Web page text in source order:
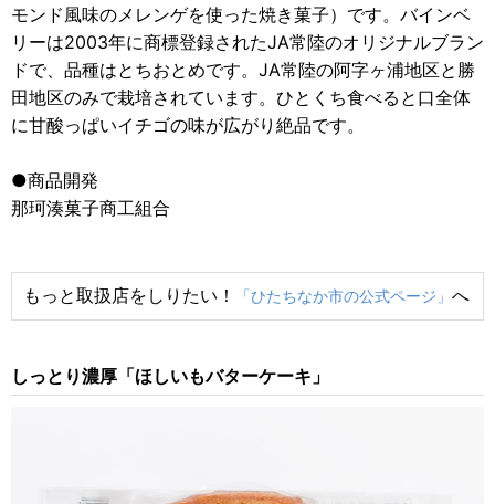
モンド風味のメレンゲを使った焼き菓子）です。バインベ
リーは2003年に商標登録されたJA常陸のオリジナルブラン
ドで、品種はとちおとめです。JA常陸の阿字ヶ浦地区と勝
田地区のみで栽培されています。ひとくち食べると口全体
に甘酸っぱいイチゴの味が広がり絶品です。
●商品開発
那珂湊菓子商工組合
もっと取扱店をしりたい！ 「ひたちなか市の公式ページ」 へ
しっとり濃厚「ほしいもバターケーキ」